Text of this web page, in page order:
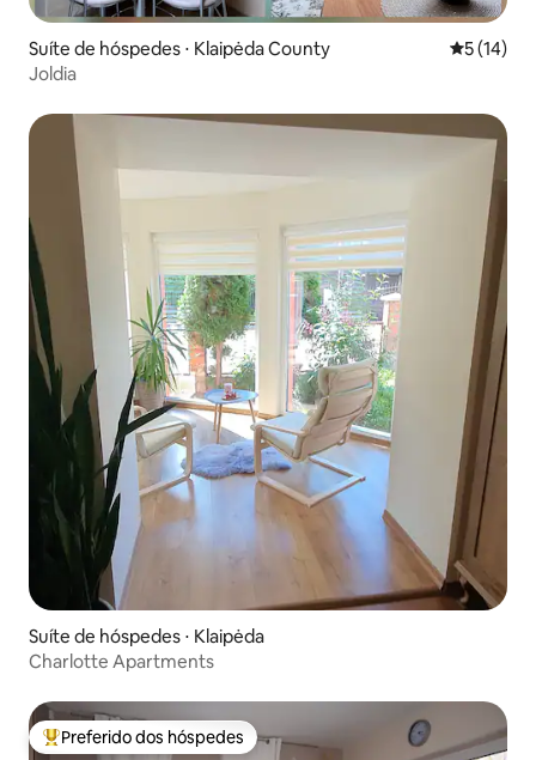
Suíte de hóspedes ⋅ Klaipėda County 5 de uma
5 (14)
Joldia
Suíte de hóspedes ⋅ Klaipėda
Charlotte Apartments
Entre os melhores preferidos dos hóspedes
Preferido dos hóspedes